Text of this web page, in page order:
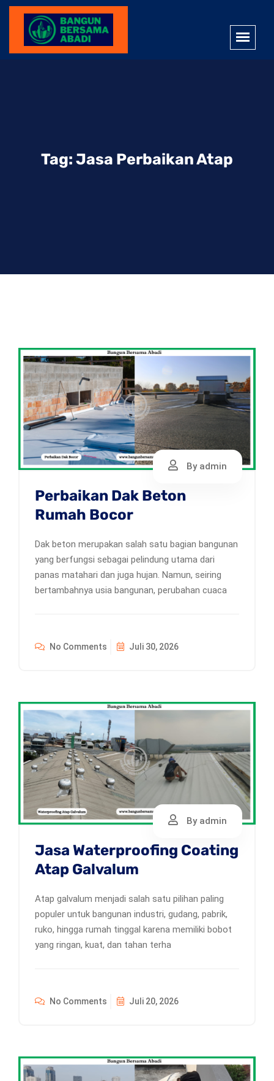
Tag: Jasa Perbaikan Atap
By admin
Perbaikan Dak Beton
Rumah Bocor
Dak beton merupakan salah satu bagian bangunan
yang berfungsi sebagai pelindung utama dari
panas matahari dan juga hujan. Namun, seiring
bertambahnya usia bangunan, perubahan cuaca
No Comments Juli 30, 2026
By admin
Jasa Waterproofing Coating
Atap Galvalum
Atap galvalum menjadi salah satu pilihan paling
populer untuk bangunan industri, gudang, pabrik,
ruko, hingga rumah tinggal karena memiliki bobot
yang ringan, kuat, dan tahan terha
No Comments Juli 20, 2026